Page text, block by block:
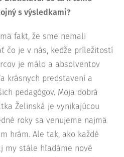
s výsledkami?
fakt, že sme nemali
čo je v nás, keďže príležitostí
je málo a absolventov
krásnych predstavení a
pedagógov. Moja dobrá
Želinská je vynikajúcou
roky sa venujeme najmä
hrám. Ale tak, ako každé
my stále hľadáme nové